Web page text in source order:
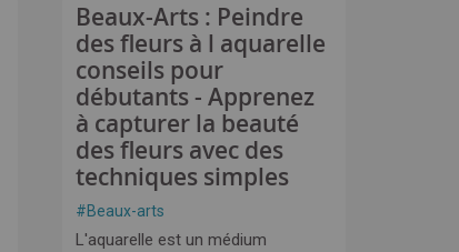
Beaux-Arts : Peindre
des fleurs à l aquarelle
conseils pour
débutants - Apprenez
à capturer la beauté
des fleurs avec des
techniques simples
#Beaux-arts
L'aquarelle est un médium